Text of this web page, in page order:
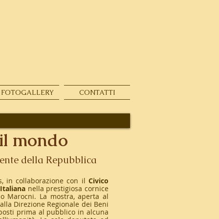
FOTOGALLERY CONTATTI
mondo
della Repubblica
in collaborazione con ilCivico
nella prestigiosa cornice
Marocni. La mostra, aperta al
Direzione Regionale dei Beni
prima al pubblico in alcuna